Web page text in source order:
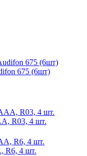
675 (6шт)
R03, 4 шт.
R6, 4 шт.